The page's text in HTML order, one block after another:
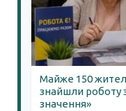
Майже 150
знайшли роботу
значення»